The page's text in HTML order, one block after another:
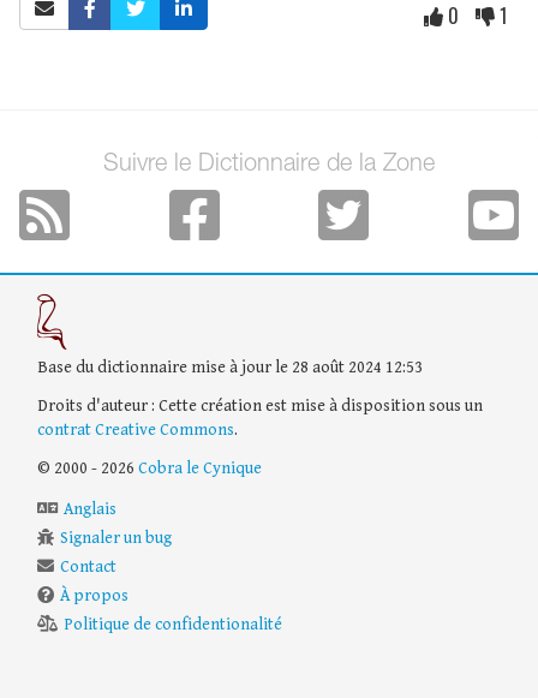
0 1
Suivre le Dictionnaire de la Zone
Base du dictionnaire mise à jour le 28 août 2024 12:53
Droits d'auteur : Cette création est mise à disposition sous un
contrat Creative Commons.
© 2000 - 2026 Cobra le Cynique
Anglais
Signaler un bug
Contact
À propos
Politique de confidentionalité